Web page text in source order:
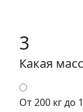
3
Какая
От 200 кг до